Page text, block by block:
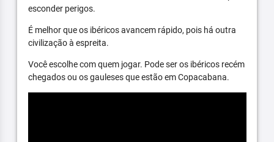
esconder perigos.
É melhor que os ibéricos avancem rápido, pois há outra
civilização à espreita.
Você escolhe com quem jogar. Pode ser os ibéricos recém
chegados ou os gauleses que estão em Copacabana.